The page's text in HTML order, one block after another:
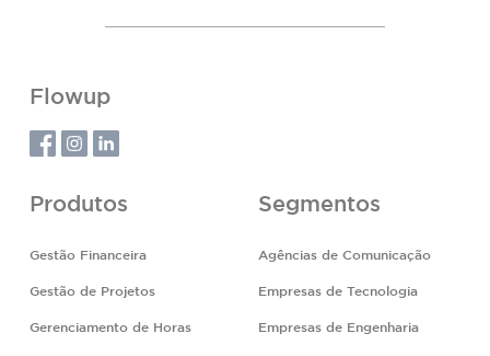
Flowup
Produtos
Gestão Financeira
Gestão de Projetos
Gerenciamento de Horas
Segmentos
Agências de Comunicação
Empresas de Tecnologia
Empresas de Engenharia